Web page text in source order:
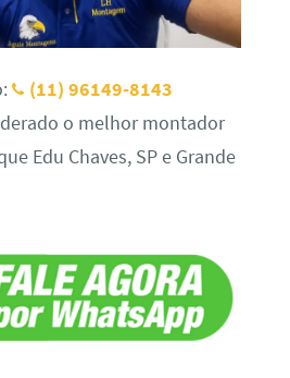
(11) 96149-8143
o melhor montador
Edu Chaves, SP e Grande